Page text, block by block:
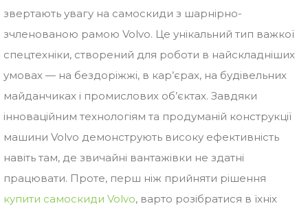
звертають увагу на самоскиди з шарнірно-
зчленованою рамою Volvo. Це унікальний тип важкої
спецтехніки, створений для роботи в найскладніших
умовах — на бездоріжжі, в кар’єрах, на будівельних
майданчиках і промислових об’єктах. Завдяки
інноваційним технологіям та продуманій конструкції
машини Volvo демонструють високу ефективність
навіть там, де звичайні вантажівки не здатні
працювати. Проте, перш ніж прийняти рішення
купити самоскиди Volvo, варто розібратися в їхніх